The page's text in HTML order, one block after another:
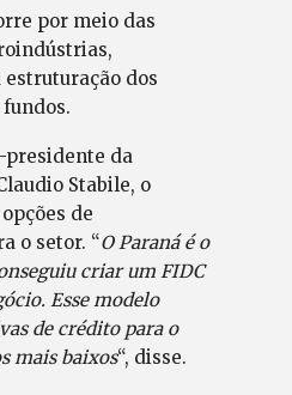
por meio das
dos
presidente da
Stabile, o
de
o setor. “O Paraná é o
criar um FIDC
Esse modelo
de crédito para o
mais baixos“, disse.